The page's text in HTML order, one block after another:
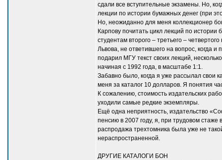
сдали все вступительные экзамены. Но,
лекции по истории бумажных денег (при
Но, неожиданно для меня коллекционер
Карпову почитать цикл лекций по
студентам второго – третьего –
Львова, не ответившего на вопрос, когда
подарил МГУ текст своих лекций,
начиная с 1992 года, в масштабе 1:1.
Забавно было, когда я уже рассылал свои
меня за каталог 10 долларов. Я понятия
К сожалению, стоимость издательских
уходили самые редкие экземпляры.
Ещё одна неприятность, издательство
пенсию в 2007 году, я, при трудовом
распродажа трехтомника была уже не
нераспространенной.
ДРУГИЕ КАТАЛОГИ БОН